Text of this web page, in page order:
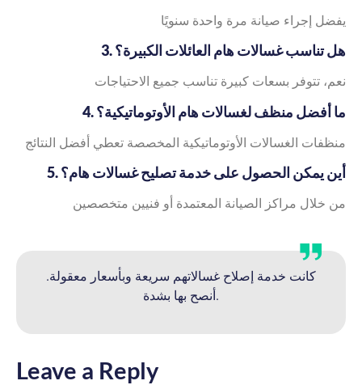
يفضل إجراء صيانة مرة واحدة سنويًا
3. هل تناسب غسالات هام العائلات الكبيرة؟
نعم، تتوفر بسعات كبيرة تناسب جميع الاحتياجات
4. ما أفضل منظف لغسالات هام الأوتوماتيكية؟
منظفات الغسالات الأوتوماتيكية المخصصة تعطي أفضل النتائج
5. أين يمكن الحصول على خدمة تصليح غسالات هام؟
من خلال مراكز الصيانة المعتمدة أو فنيين متخصصين
كانت خدمة إصلاح غسالاتهم سريعة وبأسعار معقولة.
أنصح بها بشدة.
Leave a Reply